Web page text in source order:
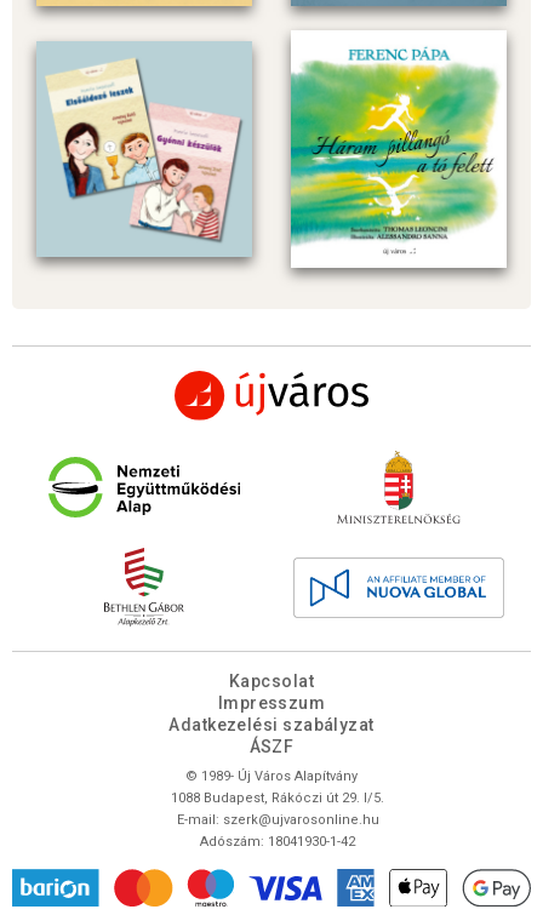
Kapcsolat
Impresszum
Adatkezelési szabályzat
ÁSZF
© 1989- Új Város Alapítvány
1088 Budapest, Rákóczi út 29. I/5.
E-mail: szerk@ujvarosonline.hu
Adószám: 18041930-1-42